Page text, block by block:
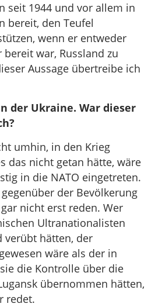
seit 1944 und vor allem in
bereit, den Teufel
wenn er entweder
war, Russland zu
Aussage übertreibe ich
der Ukraine. War dieser
umhin, in den Krieg
das nicht getan hätte, wäre
in die NATO eingetreten.
der Bevölkerung
nicht erst reden. Wer
Ultranationalisten
verübt hätten, der
wäre als der in
die Kontrolle über die
übernommen hätten,
redet.